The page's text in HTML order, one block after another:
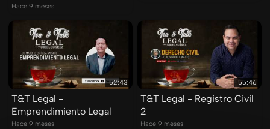
Hace 9 meses
52:43
T&T Legal -
Emprendimiento Legal
Hace 9 meses
55:46
T&T Legal - Registro Civil
2
Hace 9 meses